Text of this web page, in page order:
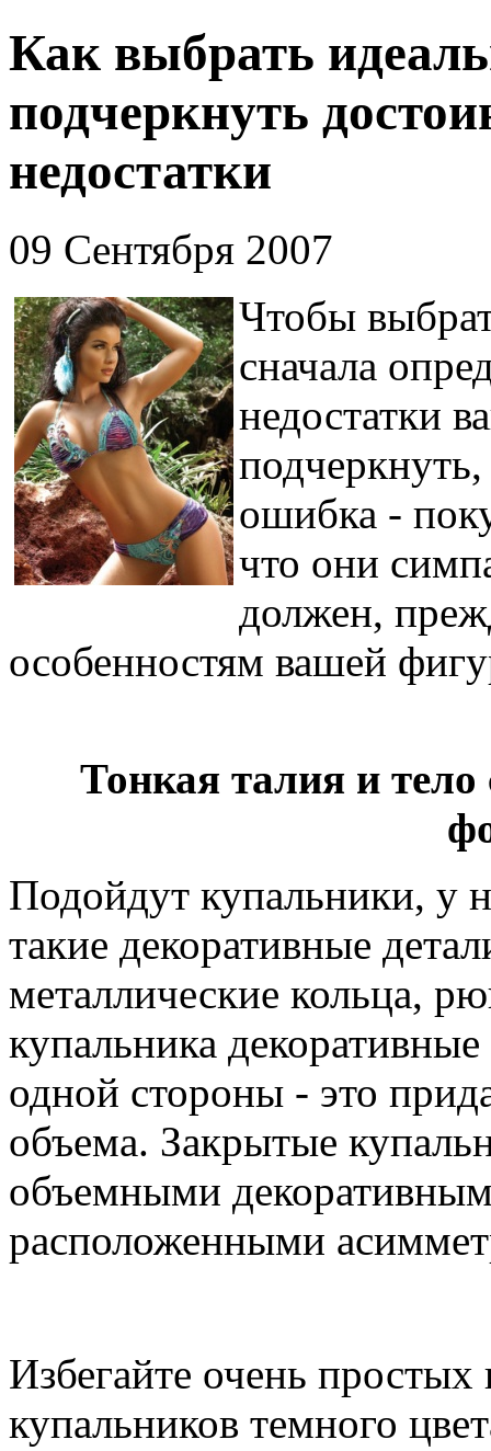
Как выбрать
подчеркнуть
недостатки
09 Сентября 2007
Чтобы
сначала
недостатки
ошибка -
что они
должен,
особенностям вашей
Тонкая талия и
Подойдут купальники, у
такие декоративные
металлические кольца,
купальника
одной стороны - это
объема. Закрытые
объемными
расположенными
Избегайте очень
купальников темного